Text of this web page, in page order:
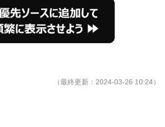
（最終更新：2024-03-26 10:24）